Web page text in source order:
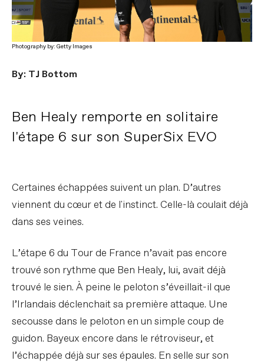
Photography by: Getty Images
By: TJ Bottom
Ben Healy remporte en solitaire
l'étape 6 sur son SuperSix EVO
Certaines échappées suivent un plan. D’autres
viennent du cœur et de l'instinct. Celle-là coulait déjà
dans ses veines.
L’étape 6 du Tour de France n’avait pas encore
trouvé son rythme que Ben Healy, lui, avait déjà
trouvé le sien. À peine le peloton s’éveillait-il que
l’Irlandais déclenchait sa première attaque. Une
secousse dans le peloton en un simple coup de
guidon. Bayeux encore dans le rétroviseur, et
l’échappée déjà sur ses épaules. En selle sur son